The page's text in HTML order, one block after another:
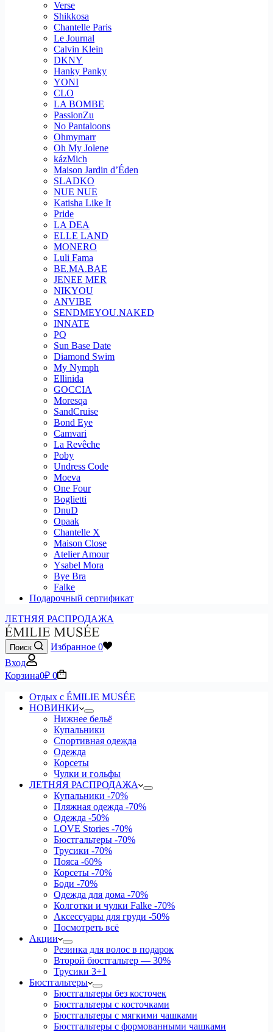
Verse
Shikkosa
Chantelle Paris
Le Journal
Calvin Klein
DKNY
Hanky Panky
YONI
CLO
LA BOMBE
PassionZu
No Pantaloons
Ohmymarr
Oh My Jolene
kázMich
Maison Jardin d’Éden
SLADKO
NUE NUE
Katisha Like It
Pride
LA DEA
ELLE LAND
MONERO
Luli Fama
BE.MA.BAE
JENEE MER
NIKYOU
ANVIBE
SENDMEYOU.NAKED
INNATE
PQ
Sun Base Date
Diamond Swim
My Nymph
Ellinida
GOCCIA
Moresqa
SandCruise
Bond Eye
Camvari
La Revêche
Poby
Undress Code
Moeva
One Four
Boglietti
DnuD
Opaak
Chantelle X
Maison Close
Atelier Amour
Ysabel Mora
Bye Bra
Falke
Подарочный сертификат
ЛЕТНЯЯ РАСПРОДАЖА
Поиск Избранное 0
Вход
Корзина0₽ 0
Отдых с ÉMILIE MUSÉE
НОВИНКИ
Нижнее бельё
Купальники
Спортивная одежда
Одежда
Корсеты
Чулки и гольфы
ЛЕТНЯЯ РАСПРОДАЖА
Купальники -70%
Пляжная одежда -70%
Одежда -50%
LOVE Stories -70%
Бюстгальтеры -70%
Трусики -70%
Пояса -60%
Корсеты -70%
Боди -70%
Одежда для дома -70%
Колготки и чулки Falke -70%
Аксессуары для груди -50%
Посмотреть всё
Акции
Резинка для волос в подарок
Второй бюстгальтер — 30%
Трусики 3+1
Бюстгальтеры
Бюстгальтеры без косточек
Бюстгальтеры с косточками
Бюстгальтеры с мягкими чашками
Бюстгальтеры с формованными чашками